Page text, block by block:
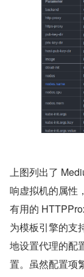
上图列出了
响虚拟机的属性
有用的
为模板引擎的支
地设置代理的配
置。虽然配置项